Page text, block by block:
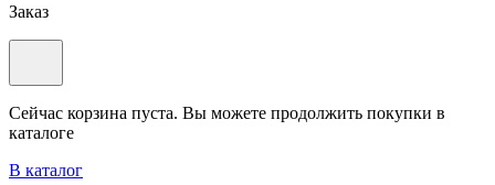
Заказ
Сейчас корзина пуста. Вы можете продолжить покупки в
каталоге
В каталог